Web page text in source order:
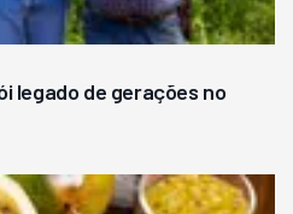
legado de gerações no